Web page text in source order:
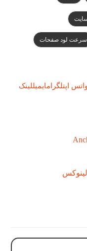
سرعت لود صفحات
اپتلگرامایمیللینک